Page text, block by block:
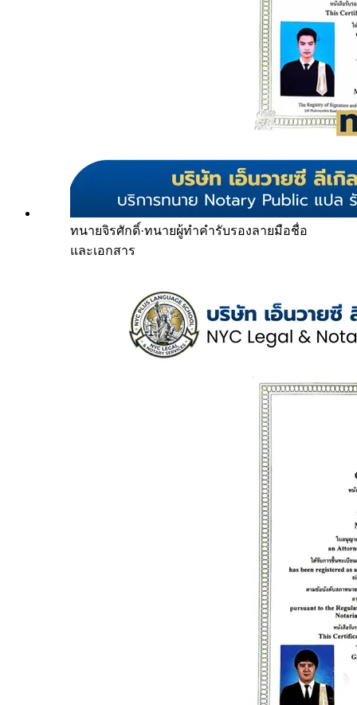
ทนายจิรศักดิ์·ทนายผู้ทำคำรับรองลายมือชื่อ
และเอกสาร